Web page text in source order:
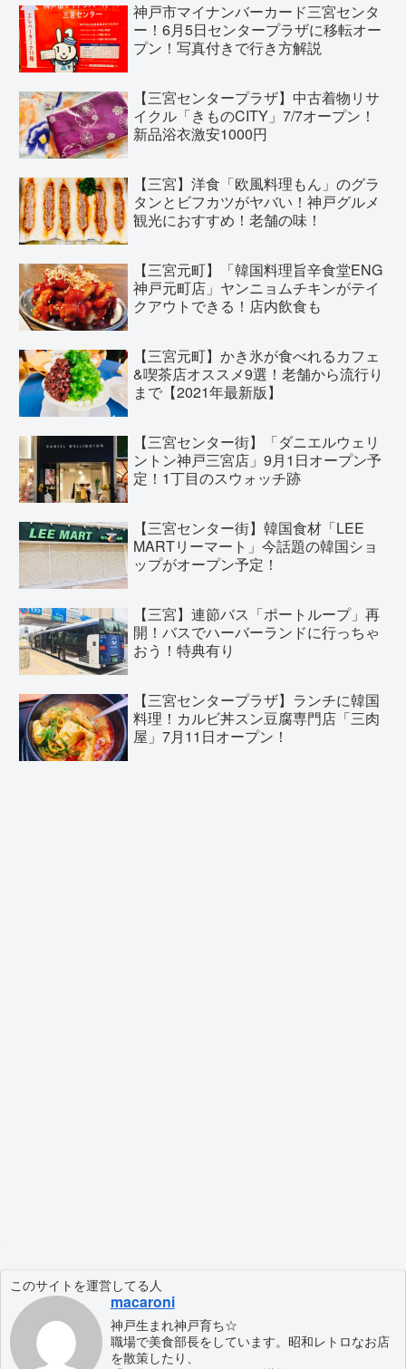
神戸市マイナンバーカード三宮センタ
ー！6月5日センタープラザに移転オー
プン！写真付きで行き方解説
【三宮センタープラザ】中古着物リサ
イクル「きものCITY」7/7オープン！
新品浴衣激安1000円
【三宮】洋食「欧風料理もん」のグラ
タンとビフカツがヤバい！神戸グルメ
観光におすすめ！老舗の味！
【三宮元町】「韓国料理旨辛食堂ENG
神戸元町店」ヤンニョムチキンがテイ
クアウトできる！店内飲食も
【三宮元町】かき氷が食べれるカフェ
&喫茶店オススメ9選！老舗から流行り
まで【2021年最新版】
【三宮センター街】「ダニエルウェリ
ントン神戸三宮店」9月1日オープン予
定！1丁目のスウォッチ跡
【三宮センター街】韓国食材「LEE
MARTリーマート」今話題の韓国ショ
ップがオープン予定！
【三宮】連節バス「ポートループ」再
開！バスでハーバーランドに行っちゃ
おう！特典有り
【三宮センタープラザ】ランチに韓国
料理！カルビ丼スン豆腐専門店「三肉
屋」7月11日オープン！
このサイトを運営してる人
macaroni
神戸生まれ神戸育ち☆
職場で美食部長をしています。昭和レトロなお店
を散策したり、